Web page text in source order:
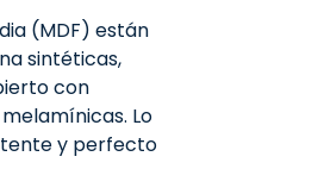
(MDF) están
sintéticas,
con
Lo
y perfecto